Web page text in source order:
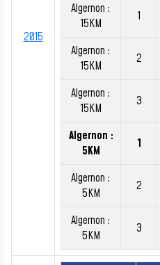
2015
Algernon :
15KM
1
Algernon :
15KM
2
Algernon :
15KM
3
Algernon :
5KM
1
Algernon :
5KM
2
Algernon :
5KM
3